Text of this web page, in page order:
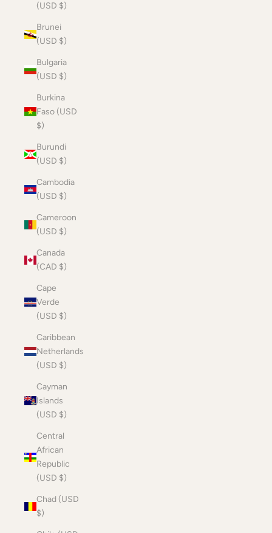
(USD $)
Brunei
(USD $)
Bulgaria
(USD $)
Burkina
Faso (USD
$)
Burundi
(USD $)
Cambodia
(USD $)
Cameroon
(USD $)
Canada
(CAD $)
Cape
Verde
(USD $)
Caribbean
Netherlands
(USD $)
Cayman
Islands
(USD $)
Central
African
Republic
(USD $)
Chad (USD
$)